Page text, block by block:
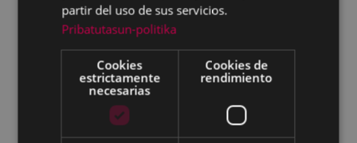
partir del uso de sus servicios.
Pribatutasun-politika
Cookies
estrictamente
necesarias
Cookies de
rendimiento